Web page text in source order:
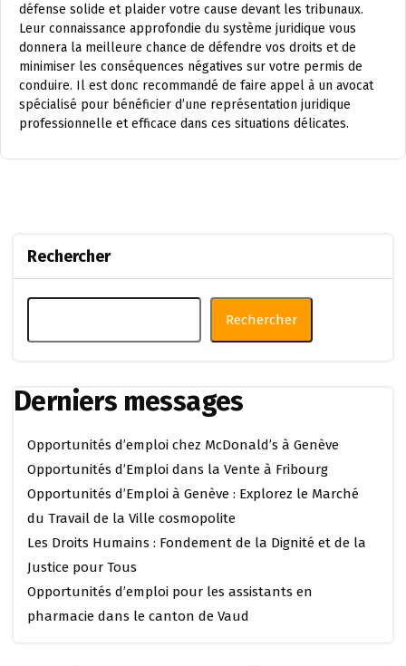
défense solide et plaider votre cause devant les tribunaux.
Leur connaissance approfondie du système juridique vous
donnera la meilleure chance de défendre vos droits et de
minimiser les conséquences négatives sur votre permis de
conduire. Il est donc recommandé de faire appel à un avocat
spécialisé pour bénéficier d’une représentation juridique
professionnelle et efficace dans ces situations délicates.
Rechercher
Rechercher
Derniers messages
Opportunités d’emploi chez McDonald’s à Genève
Opportunités d’Emploi dans la Vente à Fribourg
Opportunités d’Emploi à Genève : Explorez le Marché
du Travail de la Ville cosmopolite
Les Droits Humains : Fondement de la Dignité et de la
Justice pour Tous
Opportunités d’emploi pour les assistants en
pharmacie dans le canton de Vaud